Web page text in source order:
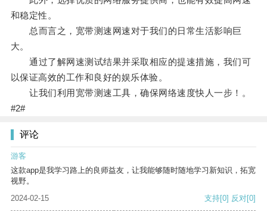
和稳定性。
总而言之，宽带测速网速对于我们的日常生活影响巨
大。
通过了解网速测试结果并采取相应的提速措施，我们可
以保证高效的工作和良好的娱乐体验。
让我们利用宽带测速工具，确保网络速度快人一步！。
#2#
评论
游客
这款app是我学习路上的良师益友，让我能够随时随地学习新知识，拓宽
视野。
2024-02-15
支持[0] 反对[0]